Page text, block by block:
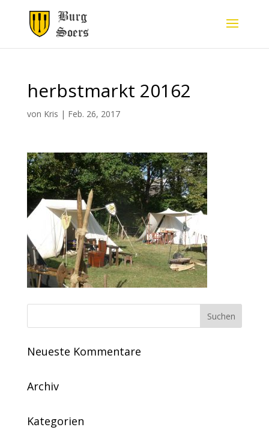
herbstmarkt 20162
von Kris | Feb. 26, 2017
Neueste Kommentare
Archiv
Kategorien